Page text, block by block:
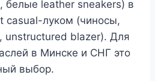
белые leather sneakers) в
casual-луком (чиносы,
unstructured blazer). Для
в Минске и СНГ это
выбор.